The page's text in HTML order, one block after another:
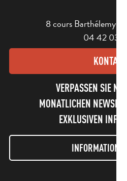
8 cours Barthélemy -
04 42 03
KONTAKT
VERPASSEN SIE
MONATLICHEN
EXKLUSIVEN
INFORMATIONEN